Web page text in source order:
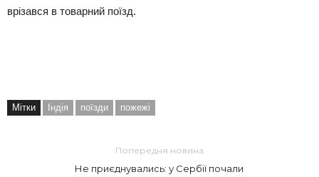
врізався в товарний поїзд.
Мітки Індія поїзди пожежі
Попередня новина
Не приєднувались: у Сербії почали